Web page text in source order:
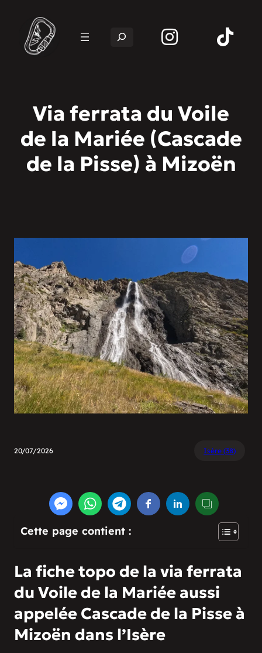
Rechercher
Via ferrata du Voile
de la Mariée (Cascade
de la Pisse) à Mizoën
20/07/2026 Isère (38)
Cette page contient :
La fiche topo de la via ferrata
du Voile de la Mariée aussi
appelée Cascade de la Pisse à
Mizoën dans l’Isère